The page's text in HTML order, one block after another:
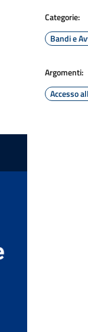
Categorie:
Bandi e
Argomenti:
Accesso